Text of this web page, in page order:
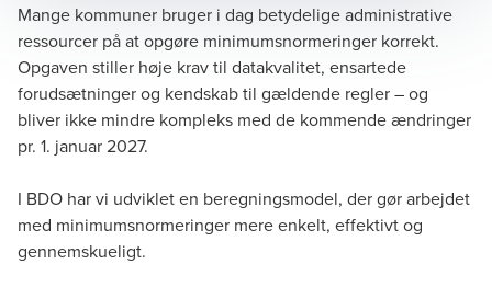
Mange kommuner bruger i dag betydelige administrative
ressourcer på at opgøre minimumsnormeringer korrekt.
Opgaven stiller høje krav til datakvalitet, ensartede
forudsætninger og kendskab til gældende regler – og
bliver ikke mindre kompleks med de kommende ændringer
pr. 1. januar 2027.
I BDO har vi udviklet en beregningsmodel, der gør arbejdet
med minimumsnormeringer mere enkelt, effektivt og
gennemskueligt.
Rikke Mejdahl Bøjlesen
Director